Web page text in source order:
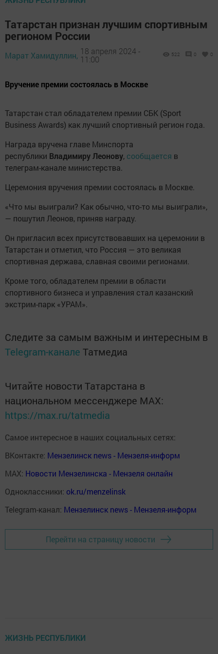
Татарстан признан лучшим спортивным
регионом России
Марат Хамидуллин, 18 апреля 2024 -
11:00
522 0 0
Вручение премии состоялась в Москве
Татарстан стал обладателем премии СБК (Sport
Business Awards) как лучший спортивный регион года.
Награда вручена главе Минспорта
республики Владимиру Леонову, сообщается в
телеграм-канале министерства.
Церемония вручения премии состоялась в Москве.
«Что мы выиграли? Как обычно, что-то мы выиграли»,
— пошутил Леонов, приняв награду.
Он пригласил всех присутствовавших на церемонии в
Татарстан и отметил, что Россия — это великая
спортивная держава, славная своими регионами.
Кроме того, обладателем премии в области
спортивного бизнеса и управления стал казанский
экстрим-парк «УРАМ».
Следите за самым важным и интересным в
Telegram-канале Татмедиа
Читайте новости Татарстана в
национальном мессенджере MАХ:
https://max.ru/tatmedia
Самое интересное в наших социальных сетях:
ВКонтакте: Мензелинск news - Мензеля-информ
MAX: Новости Мензелинска - Мензеля онлайн
Одноклассники: ok.ru/menzelinsk
Telegram-канал: Мензелинск news - Мензеля-информ
Перейти на страницу новости
ЖИЗНЬ РЕСПУБЛИКИ